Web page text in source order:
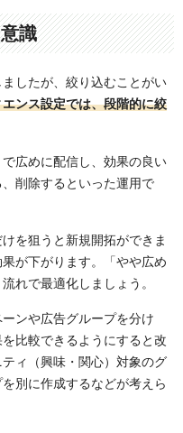
識
したが、絞り込むことがい
ンス設定では、段階的に絞
広めに配信し、効果の良い
削除するといった運用で
を狙うと新規開拓ができま
が下がります。「やや広め
れで最適化しましょう。
ンや広告グループを分け
比較できるようにすると改
ィ（興味・関心）対象のグ
別に作成するなどが考えら